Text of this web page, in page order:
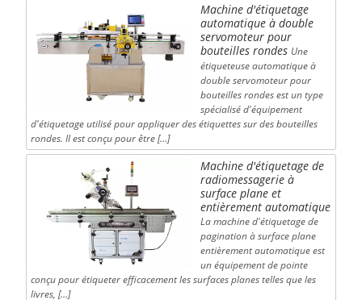
Machine d'étiquetage
automatique à double
servomoteur pour
bouteilles rondes Une
étiqueteuse automatique à
double servomoteur pour
bouteilles rondes est un type
spécialisé d'équipement
d'étiquetage utilisé pour appliquer des étiquettes sur des bouteilles
rondes. Il est conçu pour être […]
Machine d'étiquetage de
radiomessagerie à
surface plane et
entièrement automatique
La machine d'étiquetage de
pagination à surface plane
entièrement automatique est
un équipement de pointe
conçu pour étiqueter efficacement les surfaces planes telles que les
livres, […]